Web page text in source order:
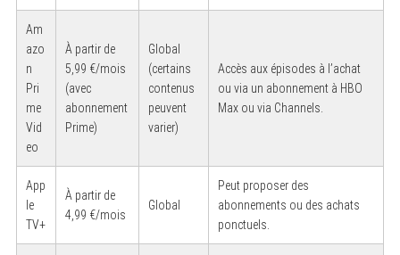
Am
azo
n
Pri
me
Vid
eo
À partir de
5,99 €/mois
(avec
abonnement
Prime)
Global
(certains
contenus
peuvent
varier)
Accès aux épisodes à l’achat
ou via un abonnement à HBO
Max ou via Channels.
App
le
TV+
À partir de
4,99 €/mois
Global
Peut proposer des
abonnements ou des achats
ponctuels.